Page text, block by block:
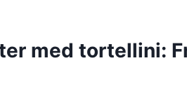
med tortellini: